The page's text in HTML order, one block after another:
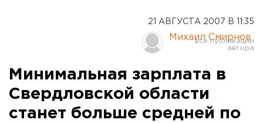
21 АВГУСТА 2007 В 11:35
Михаил Смирнов
Минимальная зарплата в
Свердловской области
станет больше средней по